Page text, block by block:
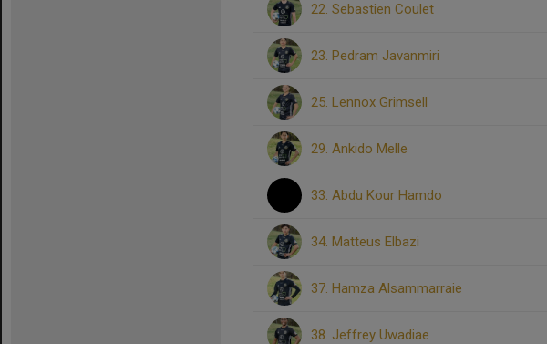
22. Sebastien Coulet
23. Pedram Javanmiri
25. Lennox Grimsell
29. Ankido Melle
33. Abdu Kour Hamdo
34. Matteus Elbazi
37. Hamza Alsammarraie
38. Jeffrey Uwadiae